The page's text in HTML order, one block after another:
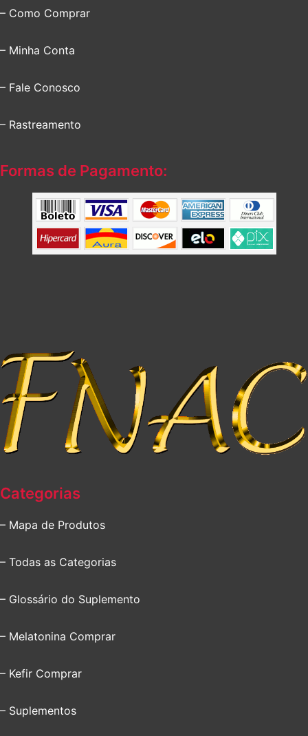
– Como Comprar
– Minha Conta
– Fale Conosco
– Rastreamento
Formas de Pagamento:
Categorias
– Mapa de Produtos
– Todas as Categorias
– Glossário do Suplemento
– Melatonina Comprar
– Kefir Comprar
– Suplementos